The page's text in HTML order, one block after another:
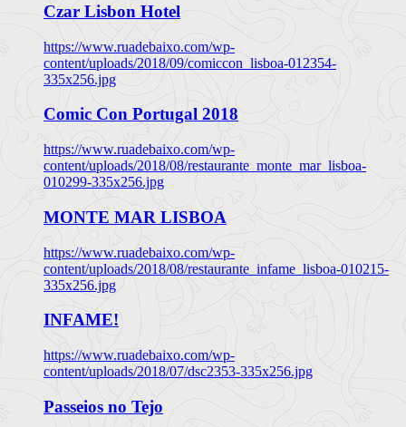
Czar Lisbon Hotel
https://www.ruadebaixo.com/wp-
content/uploads/2018/09/comiccon_lisboa-012354-
335x256.jpg
Comic Con Portugal 2018
https://www.ruadebaixo.com/wp-
content/uploads/2018/08/restaurante_monte_mar_lisboa-
010299-335x256.jpg
MONTE MAR LISBOA
https://www.ruadebaixo.com/wp-
content/uploads/2018/08/restaurante_infame_lisboa-010215-
335x256.jpg
INFAME!
https://www.ruadebaixo.com/wp-
content/uploads/2018/07/dsc2353-335x256.jpg
Passeios no Tejo